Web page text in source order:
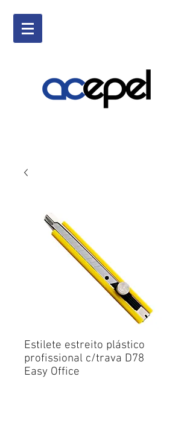
Estilete estreito plástico
profissional c/trava D78
Easy Office